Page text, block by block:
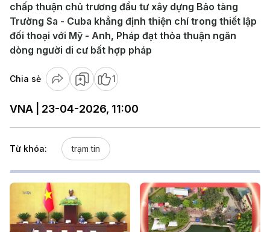
chấp thuận chủ trương đầu tư xây dựng Bảo tàng
Trường Sa - Cuba khẳng định thiện chí trong thiết lập
đối thoại với Mỹ - Anh, Pháp đạt thỏa thuận ngăn
dòng người di cư bất hợp pháp
Chia sẻ 1
VNA | 23-04-2026, 11:00
Từ khóa: trạm tin